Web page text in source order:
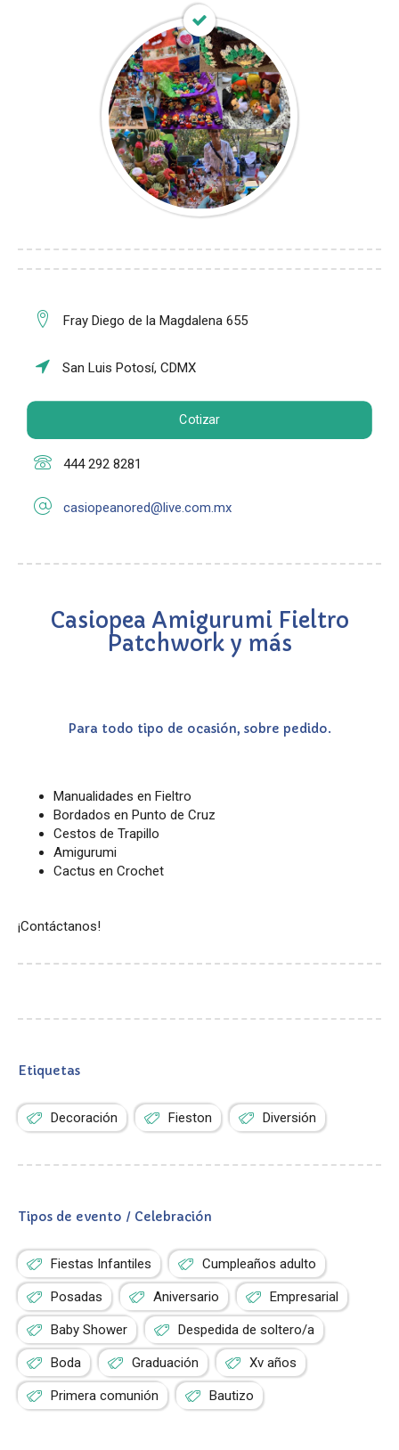
Fray Diego de la Magdalena 655
San Luis Potosí, CDMX
Cotizar
444 292 8281
casiopeanored@live.com.mx
Casiopea Amigurumi Fieltro
Patchwork y más
Para todo tipo de ocasión, sobre pedido.
Manualidades en Fieltro
Bordados en Punto de Cruz
Cestos de Trapillo
Amigurumi
Cactus en Crochet
¡Contáctanos!
Etiquetas
Decoración Fieston Diversión
Tipos de evento / Celebración
Fiestas Infantiles Cumpleaños adulto
Posadas Aniversario Empresarial
Baby Shower Despedida de soltero/a
Boda Graduación Xv años
Primera comunión Bautizo